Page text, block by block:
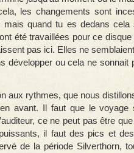
les changements sont
mais quand tu es dedans cela
été travaillées pour ce disque
pas ici. Elles ne
développer ou cela ne
aux rythmes, que nous
avant. Il faut que le voyage
ce ne peut pas être
il faut des pics et
de la période Silverthorn,